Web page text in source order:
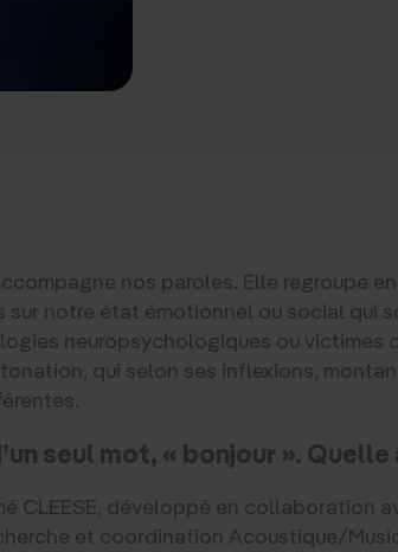
nos paroles. Elle regroupe
notre état émotionnel ou social qui
neuropsychologiques ou victimes
qui selon ses inflexions,
seul mot, « bonjour ».
CLEESE, développé en collaboration
et coordination Acoustique/